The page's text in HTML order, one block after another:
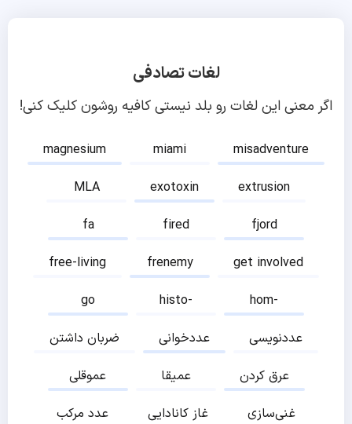
لغات تصادفی
اگر معنی این لغات رو بلد نیستی کافیه روشون کلیک کنی!
magnesium miami
misadventure
MLA
exotoxin
extrusion
fa
fired
fjord
free-living
frenemy
get involved
go
histo-
hom-
ضربان داشتن
عددخوانی
عددنویسی
عموقلی
عمیقا
عرق کردن
عدد مرکب
غاز کانادایی
غنی‌سازی